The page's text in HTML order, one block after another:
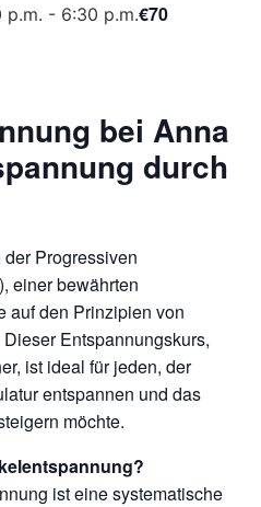
p.m. - 6:30 p.m.€70
bei Anna
durch
Progressiven
einer bewährten
auf den Prinzipien von
Entspannungskurs,
ist ideal für jeden, der
entspannen und das
möchte.
ist eine systematische